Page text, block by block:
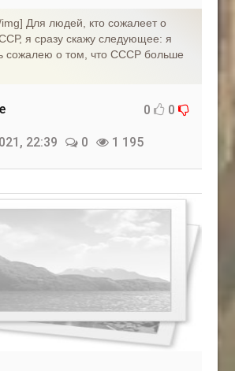
Для людей, кто сожалеет о
я сразу скажу следующее: я
сожалею о том, что СССР больше
0 0
22:39 0 1 195